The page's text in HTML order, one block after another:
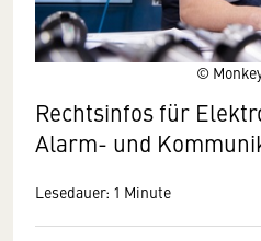
©
Rechtsinfos für
Alarm- und
Lesedauer: 1 Minute